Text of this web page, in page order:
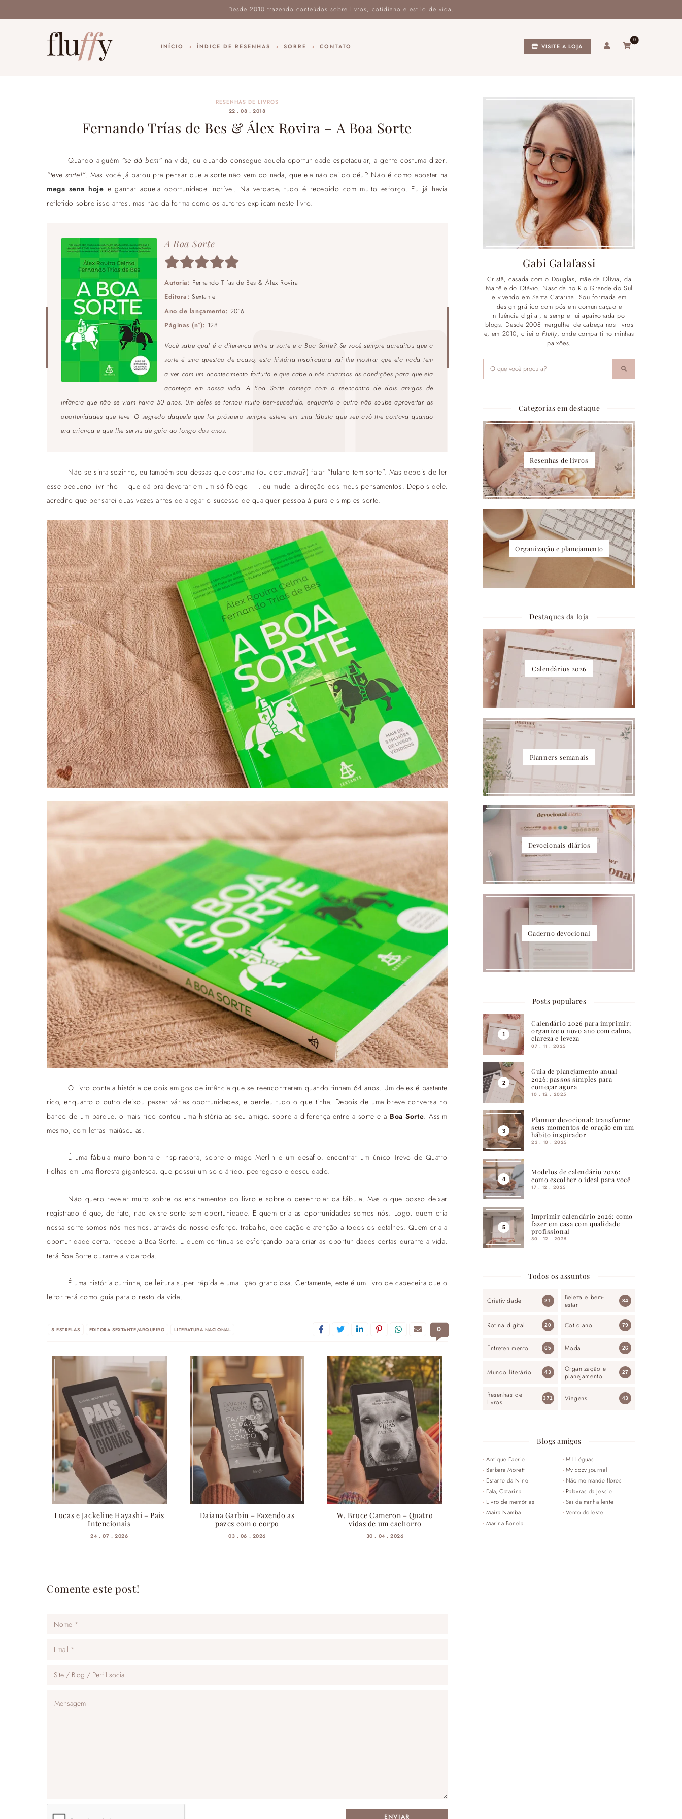
INÍCIO ÍNDICE DE RESENHAS SOBRE CONTATO VISITE A LOJA
0
RESENHAS DE LIVROS
22 . 08 . 2018
Fernando Trías de Bes & Álex Rovira – A Boa Sorte
Quando alguém “se dá bem” na vida, ou quando consegue aquela oportunidade espetacular, a gente costuma dizer:
“teve sorte!”. Mas você já parou pra pensar que a sorte não vem do nada, que ela não cai do céu? Não é como apostar na
mega sena hoje e ganhar aquela oportunidade incrível. Na verdade, tudo é recebido com muito esforço. Eu já havia
refletido sobre isso antes, mas não da forma como os autores explicam neste livro.
A Boa Sorte
Autoria: Fernando Trías de Bes & Álex Rovira
Editora: Sextante
Ano de lançamento: 2016
Páginas (nº): 128
Você sabe qual é a diferença entre a sorte e a Boa Sorte? Se você sempre acreditou que a
sorte é uma questão de acaso, esta história inspiradora vai lhe mostrar que ela nada tem
a ver com um acontecimento fortuito e que cabe a nós criarmos as condições para que ela
aconteça em nossa vida. A Boa Sorte começa com o reencontro de dois amigos de
infância que não se viam havia 50 anos. Um deles se tornou muito bem-sucedido, enquanto o outro não soube aproveitar as
oportunidades que teve. O segredo daquele que foi próspero sempre esteve em uma fábula que seu avô lhe contava quando
era criança e que lhe serviu de guia ao longo dos anos.
Não se sinta sozinho, eu também sou dessas que costuma (ou costumava?) falar “fulano tem sorte”. Mas depois de ler
esse pequeno livrinho – que dá pra devorar em um só fôlego – , eu mudei a direção dos meus pensamentos. Depois dele,
acredito que pensarei duas vezes antes de alegar o sucesso de qualquer pessoa à pura e simples sorte.
O livro conta a história de dois amigos de infância que se reencontraram quando tinham 64 anos. Um deles é bastante
rico, enquanto o outro deixou passar várias oportunidades, e perdeu tudo o que tinha. Depois de uma breve conversa no
banco de um parque, o mais rico contou uma história ao seu amigo, sobre a diferença entre a sorte e a Boa Sorte. Assim
mesmo, com letras maiúsculas.
É uma fábula muito bonita e inspiradora, sobre o mago Merlin e um desafio: encontrar um único Trevo de Quatro
Folhas em uma floresta gigantesca, que possui um solo árido, pedregoso e descuidado.
Não quero revelar muito sobre os ensinamentos do livro e sobre o desenrolar da fábula. Mas o que posso deixar
registrado é que, de fato, não existe sorte sem oportunidade. E quem cria as oportunidades somos nós. Logo, quem cria
nossa sorte somos nós mesmos, através do nosso esforço, trabalho, dedicação e atenção a todos os detalhes. Quem cria a
oportunidade certa, recebe a Boa Sorte. E quem continua se esforçando para criar as oportunidades certas durante a vida,
terá Boa Sorte durante a vida toda.
É uma história curtinha, de leitura super rápida e uma lição grandiosa. Certamente, este é um livro de cabeceira que o
leitor terá como guia para o resto da vida.
5 ESTRELAS EDITORA SEXTANTE/ARQUEIRO LITERATURA NACIONAL 0
Lucas e Jackeline Hayashi – Pais
Intencionais
24 . 07 . 2026
Daiana Garbin – Fazendo as
pazes com o corpo
03 . 06 . 2026
W. Bruce Cameron – Quatro
vidas de um cachorro
30 . 04 . 2026
Comente este post!
Gabi Galafassi
Cristã, casada com o Douglas, mãe da Olívia, da
Maitê e do Otávio. Nascida no Rio Grande do Sul
e vivendo em Santa Catarina. Sou formada em
design gráfico com pós em comunicação e
influência digital, e sempre fui apaixonada por
blogs. Desde 2008 mergulhei de cabeça nos livros
e, em 2010, criei oFluffy, onde compartilho minhas
paixões.
Categorias em destaque
Resenhas de livros
Organização e planejamento
Destaques da loja
Calendários 2026
Planners semanais
Devocionais diários
Caderno devocional
Posts populares
Calendário 2026 para imprimir:
organize o novo ano com calma,
clareza e leveza
07 . 11 . 2025
Guia de planejamento anual
2026: passos simples para
começar agora
10 . 12 . 2025
Planner devocional: transforme
seus momentos de oração em um
hábito inspirador
23 . 10 . 2025
Modelos de calendário 2026:
como escolher o ideal para você
17 . 12 . 2025
Imprimir calendário 2026: como
fazer em casa com qualidade
profissional
30 . 12 . 2025
Todos os assuntos
Criatividade 21
Beleza e bem-
estar
34
Rotina digital 20 Cotidiano 79
Entretenimento 65 Moda 26
Mundo literário 43
Organização e
planejamento
27
Resenhas de
livros
371 Viagens 43
Blogs amigos
Antique Faerie
Barbara Moretti
Estante da Nine
Fala, Catarina
Livro de memórias
Maíra Namba
Marina Bonela
Mil Léguas
My cozy journal
Não me mande flores
Palavras da Jessie
Sai da minha lente
Vento do leste